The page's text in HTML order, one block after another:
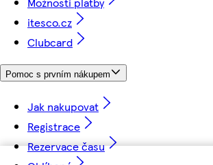
itesco.cz
Clubcard
Pomoc s prvním nákupem
Jak nakupovat
Registrace
Rezervace času